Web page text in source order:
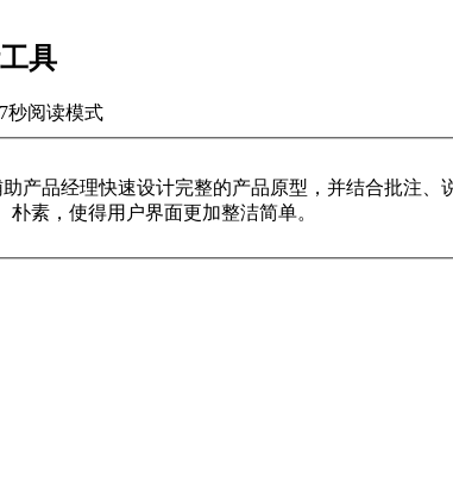
具
秒阅读模式
产品经理快速设计完整的产品原型，并结合批注
素，使得用户界面更加整洁简单。